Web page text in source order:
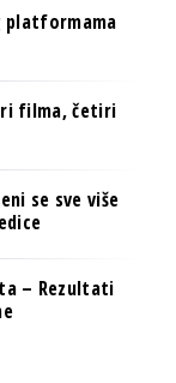
platformama
filma, četiri
se sve više
– Rezultati